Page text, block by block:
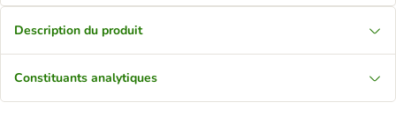
Description du produit
Constituants analytiques